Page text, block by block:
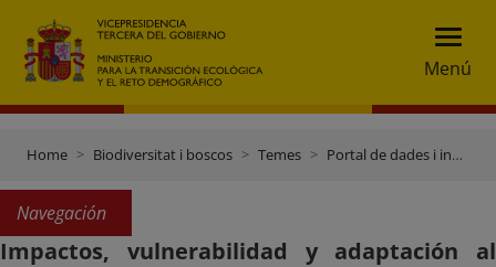
Menú
Home Biodiversitat i boscos Temes Portal de dades i inventaris
Navegación
Impactos, vulnerabilidad y adaptación al